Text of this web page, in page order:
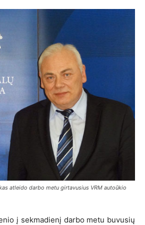
atleido darbo metu girtavusius VRM autoūkio
į sekmadienį darbo metu buvusių